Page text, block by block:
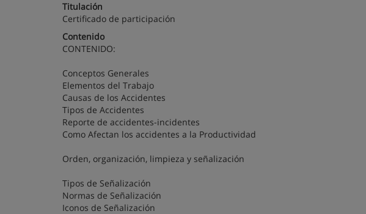
Titulación
Certificado de participación
Contenido
CONTENIDO:
Conceptos Generales
Elementos del Trabajo
Causas de los Accidentes
Tipos de Accidentes
Reporte de accidentes-incidentes
Como Afectan los accidentes a la Productividad
Orden, organización, limpieza y señalización
Tipos de Señalización
Normas de Señalización
Iconos de Señalización